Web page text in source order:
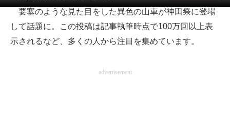
注目記事を集めた総合ページ
ITの今と未来を見通す
進化するPCとデバイスの未来
要塞のような見た目をした異色の山車が神田祭に登場
して話題に。この投稿は記事執筆時点で100万回以上表
示されるなど、多くの人から注目を集めています。
advertisement